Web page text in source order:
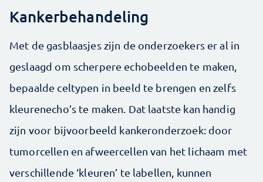
Kankerbehandeling
Met de gasblaasjes zijn de onderzoekers er al in
geslaagd om scherpere echobeelden te maken,
bepaalde celtypen in beeld te brengen en zelfs
kleurenecho’s te maken. Dat laatste kan handig
zijn voor bijvoorbeeld kankeronderzoek: door
tumorcellen en afweercellen van het lichaam met
verschillende ‘kleuren’ te labellen, kunnen